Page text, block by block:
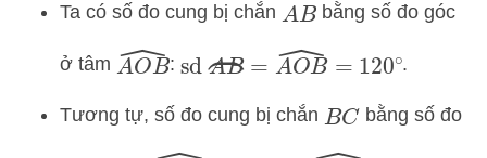
Ta có số đo cung bị chắn AB bằng số đo góc
ở tâm AOB^
: sdAB⏜=AOB ^= 120∘.
Tương tự, số đo cung bị chắn BCbằng số đo